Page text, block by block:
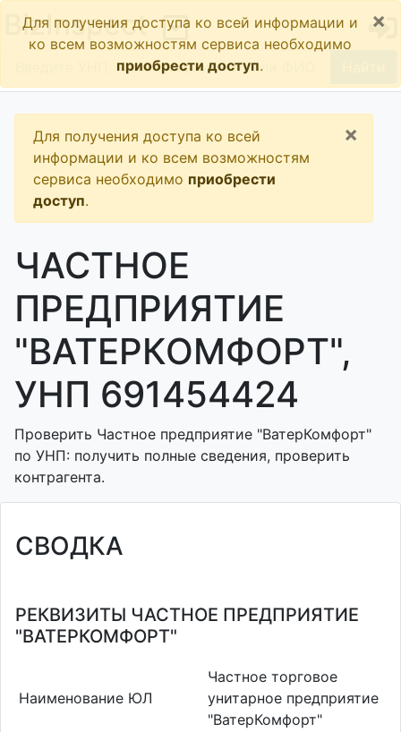
BizInspect
Для получения доступа ко всей информации и
ко всем возможностям сервиса необходимо
приобрести доступ.
×
Для получения доступа ко всей
информации и ко всем возможностям
сервиса необходимо приобрести
доступ.
×
ЧАСТНОЕ
ПРЕДПРИЯТИЕ
"ВАТЕРКОМФОРТ",
УНП 691454424
Проверить Частное предприятие "ВатерКомфорт"
по УНП: получить полные сведения, проверить
контрагента.
СВОДКА
РЕКВИЗИТЫ ЧАСТНОЕ ПРЕДПРИЯТИЕ
"ВАТЕРКОМФОРТ"
Наименование ЮЛ
Частное торговое
унитарное предприятие
"ВатерКомфорт"